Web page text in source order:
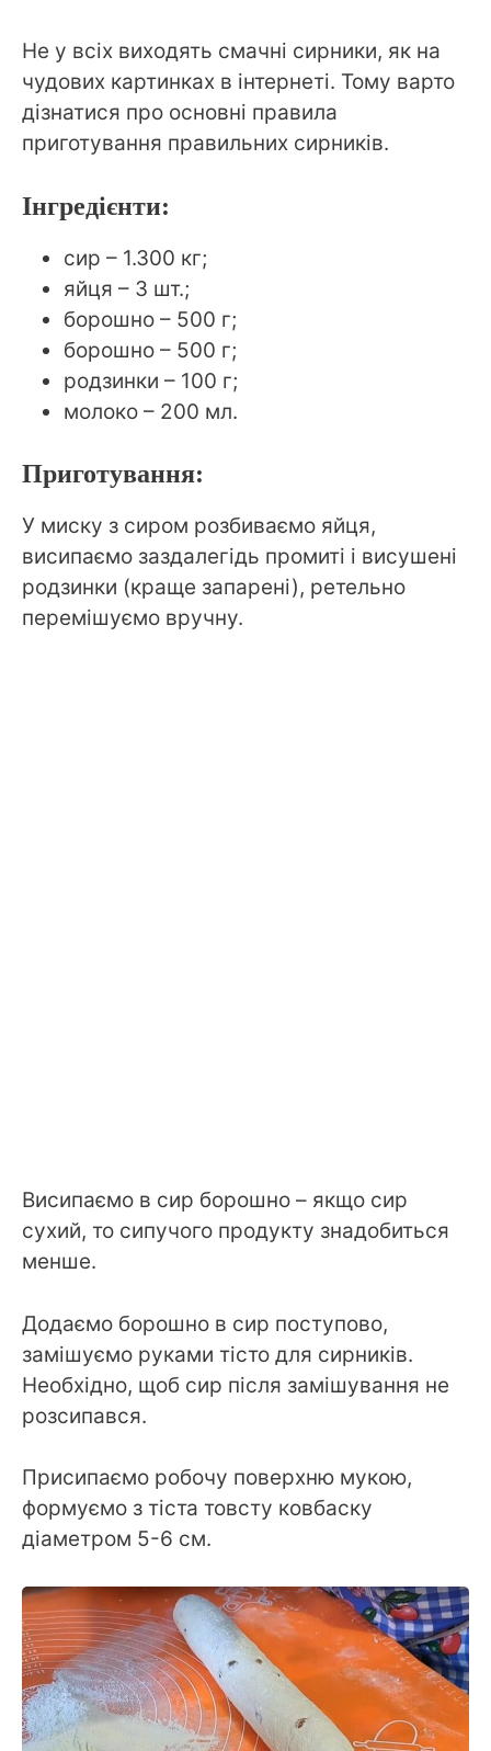
Не у всіх виходять смачні сирники, як на
чудових картинках в інтернеті. Тому варто
дізнатися про основні правила
приготування правильних сирників.
Інгредієнти:
сир – 1.300 кг;
яйця – 3 шт.;
борошно – 500 г;
борошно – 500 г;
родзинки – 100 г;
молоко – 200 мл.
Приготування:
У миску з сиром розбиваємо яйця,
висипаємо заздалегідь промиті і висушені
родзинки (краще запарені), ретельно
перемішуємо вручну.
Висипаємо в сир борошно – якщо сир
сухий, то сипучого продукту знадобиться
менше.
Додаємо борошно в сир поступово,
замішуємо руками тісто для сирників.
Необхідно, щоб сир після замішування не
розсипався.
Присипаємо робочу поверхню мукою,
формуємо з тіста товсту ковбаску
діаметром 5-6 см.